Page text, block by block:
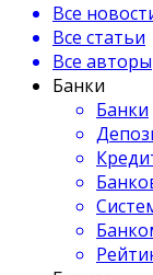
Все
Все статьи
Все авторы
Банки
Банки